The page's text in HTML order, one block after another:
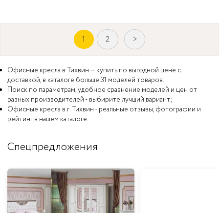
1 2 >
Офисные кресла в Тихвин — купить по выгодной цене с
доставкой, в каталоге больше 31 моделей товаров.
Поиск по параметрам, удобное сравнение моделей и цен от
разных производителей - выбирите лучший вариант;
Офисные кресла в г. Тихвин - реальные отзывы, фотографии и
рейтинг в нашем каталоге.
Спецпредложения